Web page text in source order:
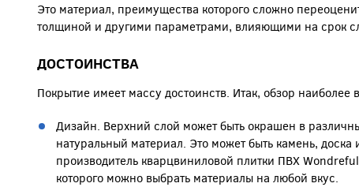
Это материал, преимущества которого сложно
толщиной и другими параметрами, влияющими на срок
ДОСТОИНСТВА
Покрытие имеет массу достоинств. Итак, обзор наиболее
Дизайн. Верхний слой может быть окрашен в
натуральный материал. Это может быть камень, доска
производитель кварцвиниловой плитки ПВХ
которого можно выбрать материалы на любой вкус.